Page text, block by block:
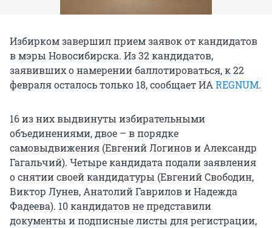
Избирком завершил прием заявок от кандидатов
в мэры Новосибирска. Из 32 кандидатов,
заявивших о намерении баллотироваться, к 22
февраля осталось только 18, сообщает ИА REGNUM.
16 из них выдвинуты избирательными
объединениями, двое – в порядке
самовыдвижения (Евгений Логинов и Александр
Гагальчий). Четыре кандидата подали заявления
о снятии своей кандидатуры (Евгений Свободин,
Виктор Лунев, Анатолий Гаврилов и Надежда
Фадеева). 10 кандидатов не представили
документы и подписные листы для регистрации,